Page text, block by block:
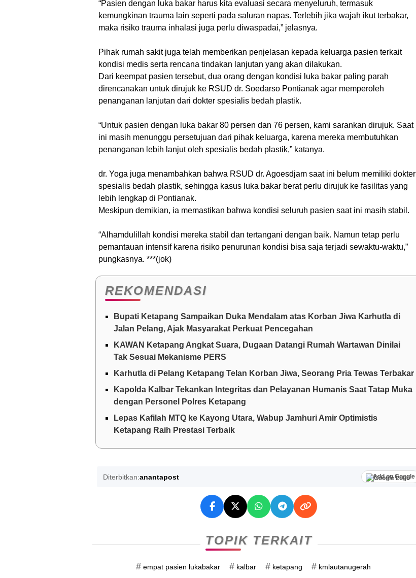
“Pasien dengan luka bakar harus kita evaluasi secara menyeluruh, termasuk
kemungkinan trauma lain seperti pada saluran napas. Terlebih jika wajah ikut terbakar,
maka risiko trauma inhalasi juga perlu diwaspadai,” jelasnya.
Pihak rumah sakit juga telah memberikan penjelasan kepada keluarga pasien terkait
kondisi medis serta rencana tindakan lanjutan yang akan dilakukan.
Dari keempat pasien tersebut, dua orang dengan kondisi luka bakar paling parah
direncanakan untuk dirujuk ke RSUD dr. Soedarso Pontianak agar memperoleh
penanganan lanjutan dari dokter spesialis bedah plastik.
“Untuk pasien dengan luka bakar 80 persen dan 76 persen, kami sarankan dirujuk. Saat
ini masih menunggu persetujuan dari pihak keluarga, karena mereka membutuhkan
penanganan lebih lanjut oleh spesialis bedah plastik,” katanya.
dr. Yoga juga menambahkan bahwa RSUD dr. Agoesdjam saat ini belum memiliki dokter
spesialis bedah plastik, sehingga kasus luka bakar berat perlu dirujuk ke fasilitas yang
lebih lengkap di Pontianak.
Meskipun demikian, ia memastikan bahwa kondisi seluruh pasien saat ini masih stabil.
“Alhamdulillah kondisi mereka stabil dan tertangani dengan baik. Namun tetap perlu
pemantauan intensif karena risiko penurunan kondisi bisa saja terjadi sewaktu-waktu,”
pungkasnya. ***(jok)
REKOMENDASI
Bupati Ketapang Sampaikan Duka Mendalam atas Korban Jiwa Karhutla di
Jalan Pelang, Ajak Masyarakat Perkuat Pencegahan
KAWAN Ketapang Angkat Suara, Dugaan Datangi Rumah Wartawan Dinilai
Tak Sesuai Mekanisme PERS
Karhutla di Pelang Ketapang Telan Korban Jiwa, Seorang Pria Tewas Terbakar
Kapolda Kalbar Tekankan Integritas dan Pelayanan Humanis Saat Tatap Muka
dengan Personel Polres Ketapang
Lepas Kafilah MTQ ke Kayong Utara, Wabup Jamhuri Amir Optimistis
Ketapang Raih Prestasi Terbaik
Diterbitkan:anantapost Add on Google
TOPIK TERKAIT
#empat pasien lukabakar #kalbar #ketapang #kmlautanugerah